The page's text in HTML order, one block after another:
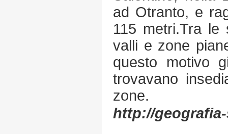
ad Otranto, e
115 metri.Tra le
valli e zone
questo motivo
trovavano
zone.
http://